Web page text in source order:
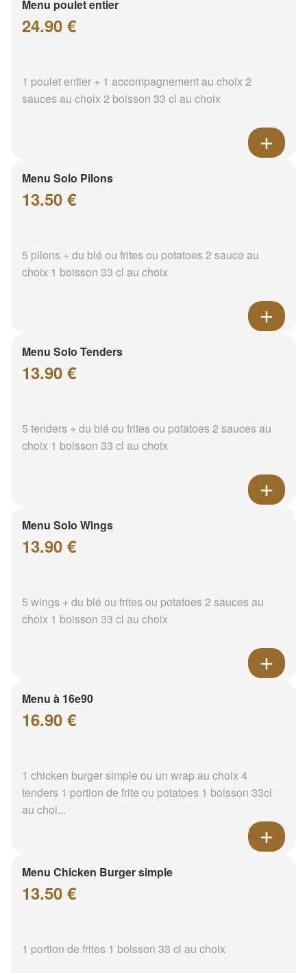
Menu poulet entier
24.90 €
1 poulet entier + 1 accompagnement au choix 2
sauces au choix 2 boisson 33 cl au choix
Menu Solo Pilons
13.50 €
5 pilons + du blé ou frites ou potatoes 2 sauce au
choix 1 boisson 33 cl au choix
Menu Solo Tenders
13.90 €
5 tenders + du blé ou frites ou potatoes 2 sauces au
choix 1 boisson 33 cl au choix
Menu Solo Wings
13.90 €
5 wings + du blé ou frites ou potatoes 2 sauces au
choix 1 boisson 33 cl au choix
Menu à 16e90
16.90 €
1 chicken burger simple ou un wrap au choix 4
tenders 1 portion de frite ou potatoes 1 boisson 33cl
au choi...
Menu Chicken Burger simple
13.50 €
1 portion de frites 1 boisson 33 cl au choix